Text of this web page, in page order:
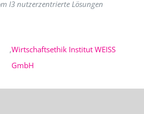
I3 nutzerzentrierte Lösungen
,Wirtschaftsethik Institut WEISS
GmbH